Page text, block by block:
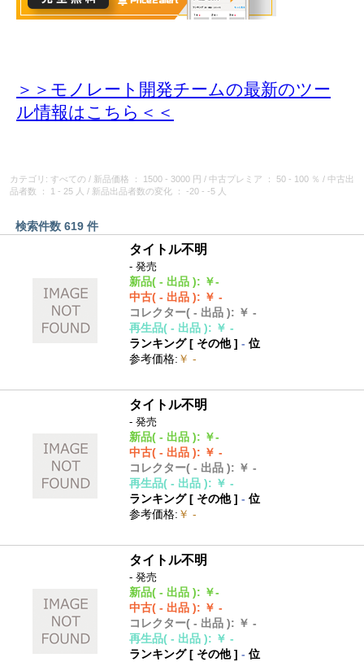
＞＞モノレート開発チームの最新のツー
ル情報はこちら＜＜
カテゴリ: すべての / 新品価格 ： 1500 - 3000 円 / 中古プレミア ： 50 - 100 ％ / 中古出
品者数
： 1 - 25 人 / 新品出品者数の変化 ： -20 - -5 人
検索件数 619 件
タイトル不明
- 発売
新品( - 出品 ): ￥-
中古( - 出品 ): ￥ -
コレクター( - 出品 ): ￥ -
再生品( - 出品 ): ￥ -
ランキング [ その他]- 位
参考価格: ￥ -
タイトル不明
- 発売
新品( - 出品 ): ￥-
中古( - 出品 ): ￥ -
コレクター( - 出品 ): ￥ -
再生品( - 出品 ): ￥ -
ランキング [ その他]- 位
参考価格: ￥ -
タイトル不明
- 発売
新品( - 出品 ): ￥-
中古( - 出品 ): ￥ -
コレクター( - 出品 ): ￥ -
再生品( - 出品 ): ￥ -
ランキング [ その他]- 位